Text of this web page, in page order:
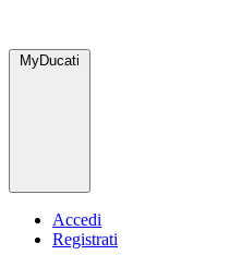
MyDucati
Accedi
Registrati